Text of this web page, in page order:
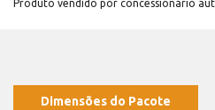
Produto vendido por concessionário
Dimensões do Pacote